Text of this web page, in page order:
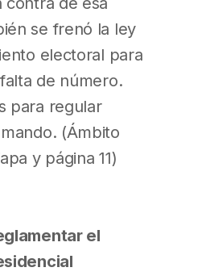
se frenó la ley
electoral para
de número.
para regular
(Ámbito
y página 11)
el